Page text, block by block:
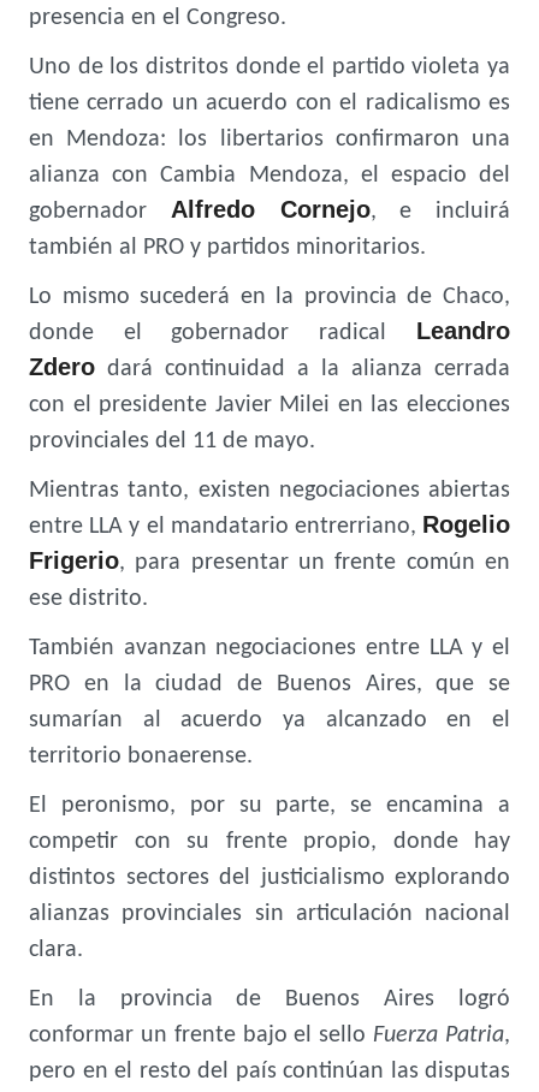
presencia en el Congreso.
Uno de los distritos donde el partido violeta ya
tiene cerrado un acuerdo con el radicalismo es
en Mendoza: los libertarios confirmaron una
alianza con Cambia Mendoza, el espacio del
gobernador Alfredo Cornejo, e incluirá
también al PRO y partidos minoritarios.
Lo mismo sucederá en la provincia de Chaco,
donde el gobernador radical Leandro
Zdero dará continuidad a la alianza cerrada
con el presidente Javier Milei en las elecciones
provinciales del 11 de mayo.
Mientras tanto, existen negociaciones abiertas
entre LLA y el mandatario entrerriano, Rogelio
Frigerio, para presentar un frente común en
ese distrito.
También avanzan negociaciones entre LLA y el
PRO en la ciudad de Buenos Aires, que se
sumarían al acuerdo ya alcanzado en el
territorio bonaerense.
El peronismo, por su parte, se encamina a
competir con su frente propio, donde hay
distintos sectores del justicialismo explorando
alianzas provinciales sin articulación nacional
clara.
En la provincia de Buenos Aires logró
conformar un frente bajo el sello Fuerza Patria,
pero en el resto del país continúan las disputas